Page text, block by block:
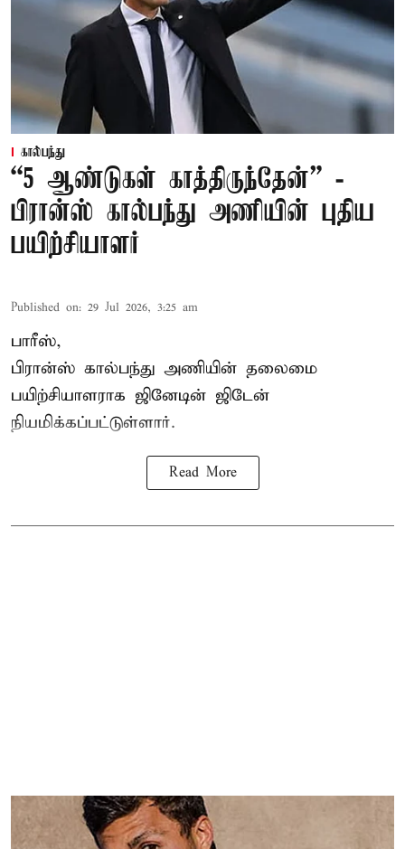
கால்பந்து
“5 ஆண்டுகள் காத்திருந்தேன்” -
பிரான்ஸ் கால்பந்து அணியின் புதிய
பயிற்சியாளர்
Published on: 29 Jul 2026, 3:25 am
பாரீஸ்,
பிரான்ஸ் கால்பந்து அணியின் தலைமை
பயிற்சியாளராக ஜினேடின் ஜிடேன்
நியமிக்கப்பட்டுள்ளார்.
Read More